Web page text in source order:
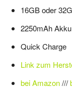
16GB oder
2250mAh Akku
Quick Charge
Link zum
bei Amazon///